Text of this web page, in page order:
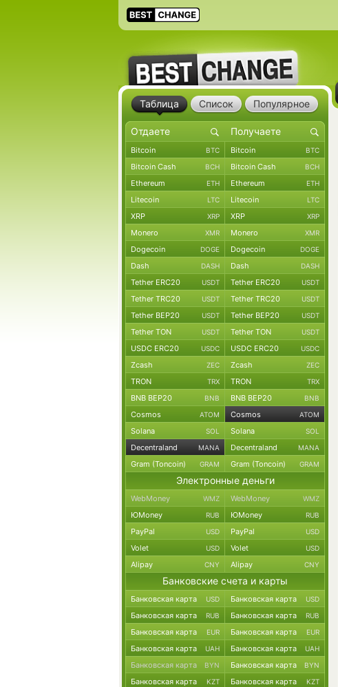
Таблица Список Популярное
Bitcoin BTC Bitcoin BTC
Bitcoin Cash BCH Bitcoin Cash BCH
Ethereum ETH Ethereum ETH
Litecoin LTC Litecoin LTC
XRP XRP XRP XRP
Monero XMR Monero XMR
Dogecoin DOGE Dogecoin DOGE
Dash DASH Dash DASH
Tether ERC20 USDT Tether ERC20 USDT
Tether TRC20 USDT Tether TRC20 USDT
Tether BEP20 USDT Tether BEP20 USDT
Tether TON USDT Tether TON USDT
USDC ERC20 USDC USDC ERC20 USDC
Zcash ZEC Zcash ZEC
TRON TRX TRON TRX
BNB BEP20 BNB BNB BEP20 BNB
Cosmos ATOM Cosmos ATOM
Solana SOL Solana SOL
Decentraland MANA Decentraland MANA
Gram (Toncoin) GRAM Gram (Toncoin) GRAM
Электронные деньги
WebMoney WMZ WebMoney WMZ
ЮMoney RUB ЮMoney RUB
PayPal USD PayPal USD
Volet USD Volet USD
Alipay CNY Alipay CNY
Банковские счета и карты
Банковская карта USD Банковская карта USD
Банковская карта RUB Банковская карта RUB
Банковская карта EUR Банковская карта EUR
Банковская карта UAH Банковская карта UAH
Банковская карта BYN Банковская карта BYN
Банковская карта KZT Банковская карта KZT